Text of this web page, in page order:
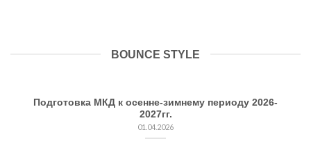
BOUNCE STYLE
Подготовка МКД к осенне-зимнему периоду 2026-
2027гг.
01.04.2026